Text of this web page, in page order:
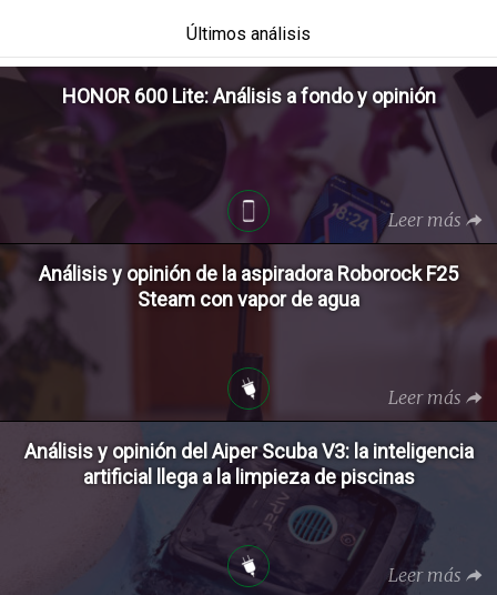
Últimos análisis
HONOR 600 Lite: Análisis a fondo y opinión
Leer más
Análisis y opinión de la aspiradora Roborock F25
Steam con vapor de agua
Leer más
Análisis y opinión del Aiper Scuba V3: la inteligencia
artificial llega a la limpieza de piscinas
Leer más